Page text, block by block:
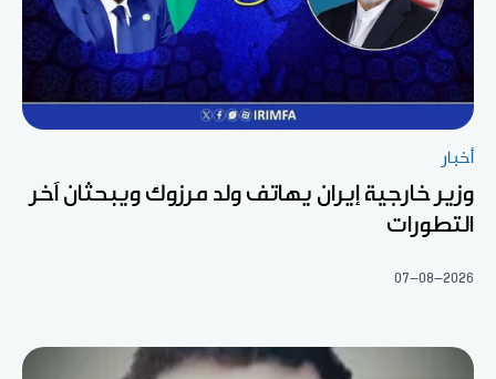
أخبار
وزير خارجية إيران يهاتف ولد مرزوك ويبحثان آخر
التطورات
07-08-2026